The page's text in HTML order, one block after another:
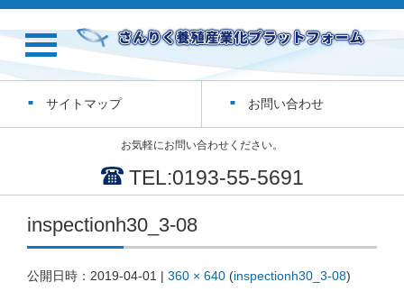
サイトマップ お問い合わせ
お気軽にお問い合わせください。
TEL:0193-55-5691
inspectionh30_3-08
公開日時： 2019-04-01 | 360 × 640 (inspectionh30_3-08)